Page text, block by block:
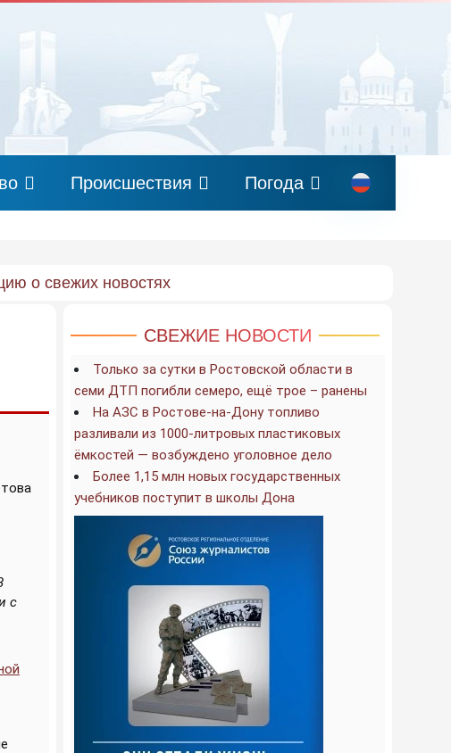
Происшествия Погода
о свежих новостях
с
СВЕЖИЕ НОВОСТИ
Только за сутки в Ростовской области в
семи ДТП погибли семеро, ещё трое – ранены
На АЗС в Ростове-на-Дону топливо
разливали из 1000-литровых пластиковых
ёмкостей — возбуждено уголовное дело
Более 1,15 млн новых государственных
учебников поступит в школы Дона